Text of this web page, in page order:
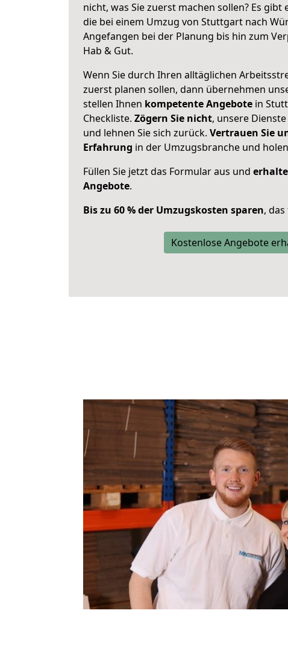
nicht, was Sie zuerst machen sollen? Es
die bei einem Umzug von Stuttgart nach
Angefangen bei der Planung bis hin zum
Hab & Gut.
Wenn Sie durch Ihren alltäglichen
zuerst planen sollen, dann übernehmen
stellen Ihnen kompetente Angebote in
Checkliste. Zögern Sie nicht, unsere
und lehnen Sie sich zurück. Vertrauen Sie
Erfahrung in der Umzugsbranche und
Füllen Sie jetzt das Formular aus und
Angebote.
Bis zu 60 % der Umzugskosten sparen,
Kostenlose Angebote